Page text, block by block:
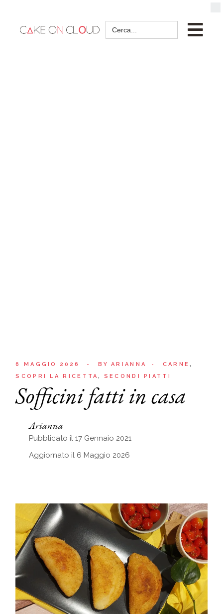
Search
for:
6 MAGGIO 2026 BY ARIANNA
CARNE
SCOPRI LA RICETTA
SECONDI PIATTI
Sofficini fatti in casa
Arianna
Pubblicato il 17 Gennaio 2021
Aggiornato il 6 Maggio 2026